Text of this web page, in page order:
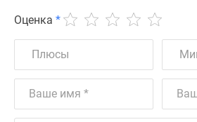
Оценка *